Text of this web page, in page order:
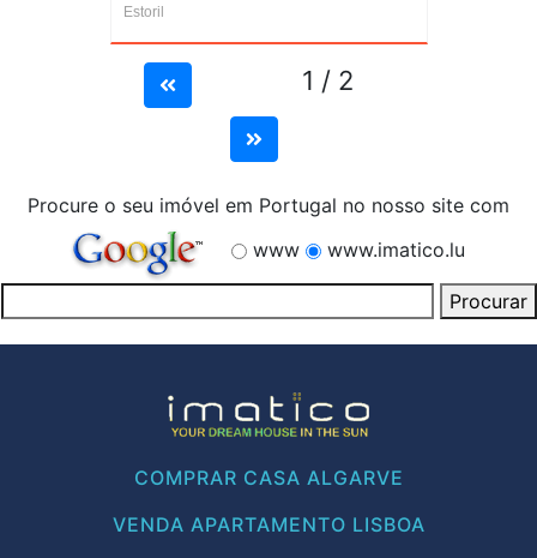
Estoril
1 / 2
Procure o seu imóvel em Portugal no nosso site com
www
www.imatico.lu
COMPRAR CASA ALGARVE
VENDA APARTAMENTO LISBOA